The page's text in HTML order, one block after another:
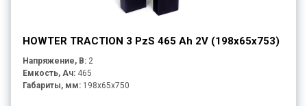
HOWTER TRACTION 3 PzS 465 Ah 2V (198x65x753)
Напряжение, В: 2
Емкость, Ач: 465
Габариты, мм: 198x65x750